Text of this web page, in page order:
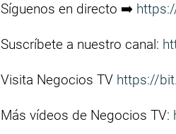
Síguenos en directo ➡️
Suscríbete a nuestro canal:
Visita Negocios TV https://
Más vídeos de Negocios TV: